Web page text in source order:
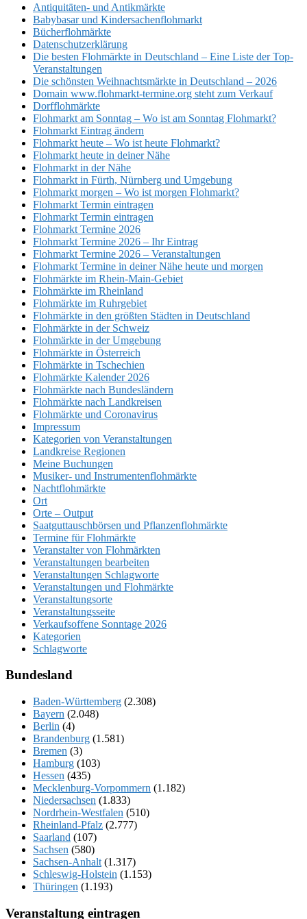
Antiquitäten- und Antikmärkte
Babybasar und Kindersachenflohmarkt
Bücherflohmärkte
Datenschutzerklärung
Die besten Flohmärkte in Deutschland – Eine Liste der Top-
Veranstaltungen
Die schönsten Weihnachtsmärkte in Deutschland – 2026
Domain www.flohmarkt-termine.org steht zum Verkauf
Dorfflohmärkte
Flohmarkt am Sonntag – Wo ist am Sonntag Flohmarkt?
Flohmarkt Eintrag ändern
Flohmarkt heute – Wo ist heute Flohmarkt?
Flohmarkt heute in deiner Nähe
Flohmarkt in der Nähe
Flohmarkt in Fürth, Nürnberg und Umgebung
Flohmarkt morgen – Wo ist morgen Flohmarkt?
Flohmarkt Termin eintragen
Flohmarkt Termin eintragen
Flohmarkt Termine 2026
Flohmarkt Termine 2026 – Ihr Eintrag
Flohmarkt Termine 2026 – Veranstaltungen
Flohmarkt Termine in deiner Nähe heute und morgen
Flohmärkte im Rhein-Main-Gebiet
Flohmärkte im Rheinland
Flohmärkte im Ruhrgebiet
Flohmärkte in den größten Städten in Deutschland
Flohmärkte in der Schweiz
Flohmärkte in der Umgebung
Flohmärkte in Österreich
Flohmärkte in Tschechien
Flohmärkte Kalender 2026
Flohmärkte nach Bundesländern
Flohmärkte nach Landkreisen
Flohmärkte und Coronavirus
Impressum
Kategorien von Veranstaltungen
Landkreise Regionen
Meine Buchungen
Musiker- und Instrumentenflohmärkte
Nachtflohmärkte
Ort
Orte – Output
Saatguttauschbörsen und Pflanzenflohmärkte
Termine für Flohmärkte
Veranstalter von Flohmärkten
Veranstaltungen bearbeiten
Veranstaltungen Schlagworte
Veranstaltungen und Flohmärkte
Veranstaltungsorte
Veranstaltungsseite
Verkaufsoffene Sonntage 2026
Kategorien
Schlagworte
Bundesland
Baden-Württemberg (2.308)
Bayern (2.048)
Berlin (4)
Brandenburg (1.581)
Bremen (3)
Hamburg (103)
Hessen (435)
Mecklenburg-Vorpommern (1.182)
Niedersachsen (1.833)
Nordrhein-Westfalen (510)
Rheinland-Pfalz (2.777)
Saarland (107)
Sachsen (580)
Sachsen-Anhalt (1.317)
Schleswig-Holstein (1.153)
Thüringen (1.193)
Veranstaltung eintragen